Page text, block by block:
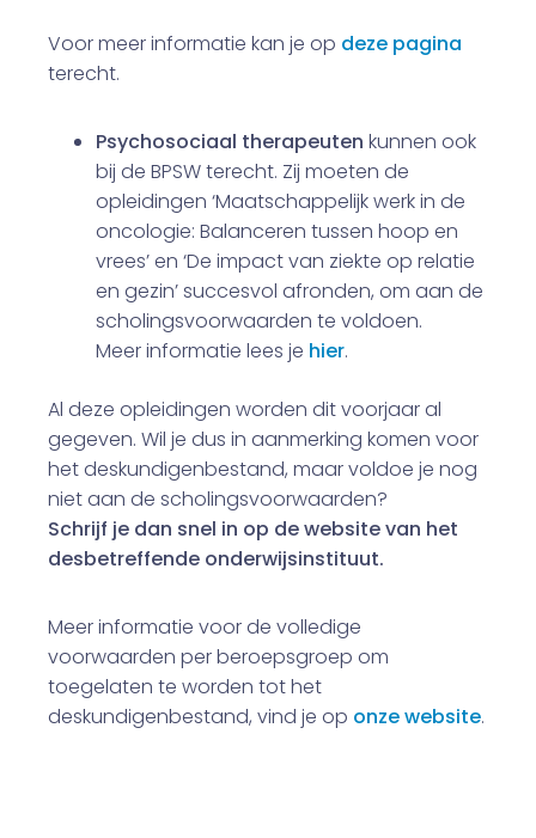
Voor meer informatie kan je op deze pagina
terecht.
Psychosociaal therapeuten kunnen ook
bij de BPSW terecht. Zij moeten de
opleidingen ‘Maatschappelijk werk in de
oncologie: Balanceren tussen hoop en
vrees’ en ‘De impact van ziekte op relatie
en gezin’ succesvol afronden, om aan de
scholingsvoorwaarden te voldoen.
Meer informatie lees je hier.
Al deze opleidingen worden dit voorjaar al
gegeven. Wil je dus in aanmerking komen voor
het deskundigenbestand, maar voldoe je nog
niet aan de scholingsvoorwaarden?
Schrijf je dan snel in op de website van het
desbetreffende onderwijsinstituut.
Meer informatie voor de volledige
voorwaarden per beroepsgroep om
toegelaten te worden tot het
deskundigenbestand, vind je op onze website.